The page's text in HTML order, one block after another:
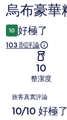
評
論
烏布豪華
10 好極了
103 則評論
10
整潔度
評
論
旅客真實評論
10/10 好極了